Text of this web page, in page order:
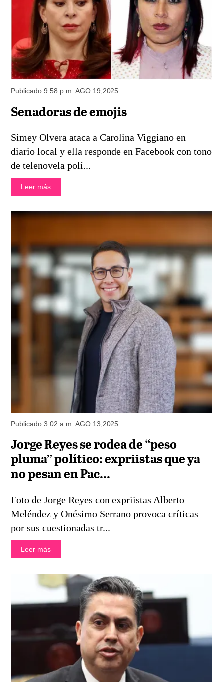
Publicado 9:58 p.m. AGO 19,2025
Senadoras de emojis
Simey Olvera ataca a Carolina Viggiano en
diario local y ella responde en Facebook con tono
de telenovela polí...
Leer más
Publicado 3:02 a.m. AGO 13,2025
Jorge Reyes se rodea de “peso
pluma” político: expriistas que ya
no pesan en Pac...
Foto de Jorge Reyes con expriistas Alberto
Meléndez y Onésimo Serrano provoca críticas
por sus cuestionadas tr...
Leer más